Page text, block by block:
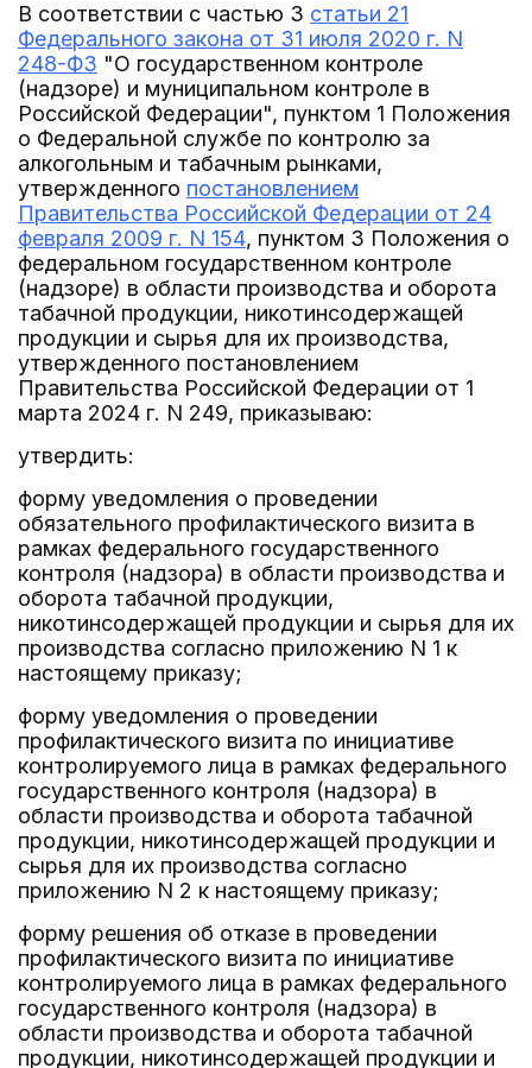
В соответствии с частью 3 статьи 21
Федерального закона от 31 июля 2020 г. N
248-ФЗ "О государственном контроле
(надзоре) и муниципальном контроле в
Российской Федерации", пунктом 1 Положения
о Федеральной службе по контролю за
алкогольным и табачным рынками,
утвержденного постановлением
Правительства Российской Федерации от 24
февраля 2009 г. N 154, пунктом 3 Положения о
федеральном государственном контроле
(надзоре) в области производства и оборота
табачной продукции, никотинсодержащей
продукции и сырья для их производства,
утвержденного постановлением
Правительства Российской Федерации от 1
марта 2024 г. N 249, приказываю:
утвердить:
форму уведомления о проведении
обязательного профилактического визита в
рамках федерального государственного
контроля (надзора) в области производства и
оборота табачной продукции,
никотинсодержащей продукции и сырья для их
производства согласно приложению N 1 к
настоящему приказу;
форму уведомления о проведении
профилактического визита по инициативе
контролируемого лица в рамках федерального
государственного контроля (надзора) в
области производства и оборота табачной
продукции, никотинсодержащей продукции и
сырья для их производства согласно
приложению N 2 к настоящему приказу;
форму решения об отказе в проведении
профилактического визита по инициативе
контролируемого лица в рамках федерального
государственного контроля (надзора) в
области производства и оборота табачной
продукции, никотинсодержащей продукции и